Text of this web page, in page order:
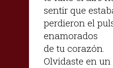
sentir que
perdieron el
enamorados
de tu corazón.
Olvidaste en